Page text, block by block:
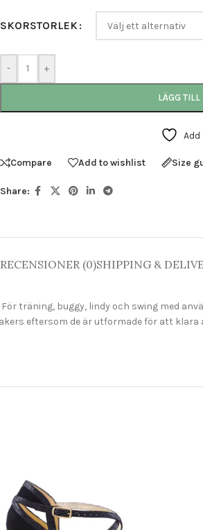
SKORSTORLEK
- +
LÄGG TILL
Compare Add to wishlist Size
Share:
RECENSIONER (0)SHIPPING &
träning, buggy, lindy och swing med
eftersom de är utformade för att